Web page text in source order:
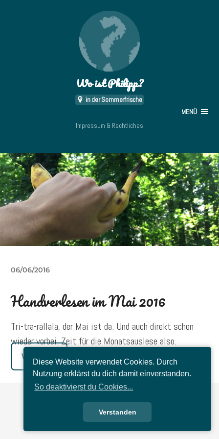
Diese Website verwendet Cookies. Durch
Nutzung erklärst du dich damit einverstanden.
So deaktivierst du Cookies...
Verstanden
Wo ist Philipp?
in der Sommerfrische
MENÜ
Impressum & Rechtliches
06/06/2016
Handverlesen im Mai 2016
Tri-tra-rallala, der Mai ist da. Und auch direkt schon
wieder vorbei. Zeit für die Monatsauslese also.
Weiterlesen